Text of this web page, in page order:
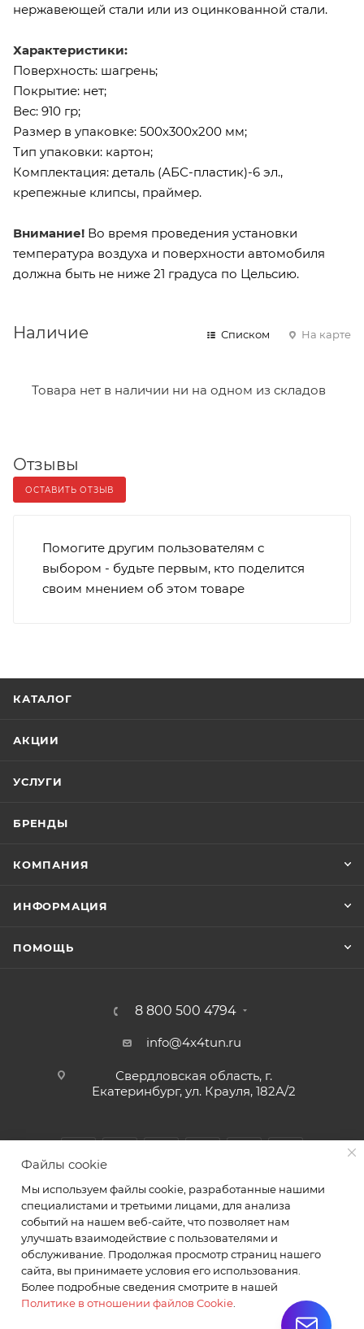
нержавеющей стали или из оцинкованной стали.
Характеристики:
Поверхность: шагрень;
Покрытие: нет;
Вес: 910 гр;
Размер в упаковке: 500х300х200 мм;
Тип упаковки: картон;
Комплектация: деталь (АБС-пластик)-6 эл.,
крепежные клипсы, праймер.
Внимание! Во время проведения установки
температура воздуха и поверхности автомобиля
должна быть не ниже 21 градуса по Цельсию.
Наличие Списком На карте
Товара нет в наличии ни на одном из складов
Отзывы
ОСТАВИТЬ ОТЗЫВ
Помогите другим пользователям с
выбором - будьте первым, кто поделится
своим мнением об этом товаре
КАТАЛОГ
АКЦИИ
УСЛУГИ
БРЕНДЫ
КОМПАНИЯ
ИНФОРМАЦИЯ
ПОМОЩЬ
8 800 500 4794
info@4x4tun.ru
Свердловская область, г.
Екатеринбург, ул. Крауля, 182А/2
2026 © Магазин и сервис для внедорожников г.
Екатеринбург Крауля 182А/2. ИП Комаров А.Ю.
Файлы cookie
Мы используем файлы cookie, разработанные нашими
специалистами и третьими лицами, для анализа
событий на нашем веб-сайте, что позволяет нам
улучшать взаимодействие с пользователями и
обслуживание. Продолжая просмотр страниц нашего
сайта, вы принимаете условия его использования.
Более подробные сведения смотрите в нашей
Политике в отношении файлов Cookie